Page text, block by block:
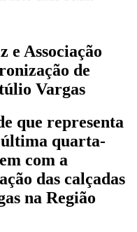
Associação
de
Vargas
que representa
última quarta-
com a
das calçadas
na Região